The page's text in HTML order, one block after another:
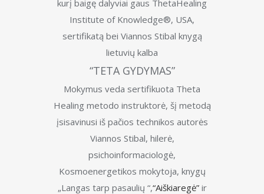
kurį baigę dalyviai gaus ThetaHealing
Institute of Knowledge®, USA,
sertifikatą bei Viannos Stibal knygą
lietuvių kalba
“TETA GYDYMAS”
Mokymus veda sertifikuota Theta
Healing metodo instruktorė, šį metodą
įsisavinusi iš pačios technikos autorės
Viannos Stibal, hilerė,
psichoinformaciologė,
Kosmoenergetikos mokytoja, knygų
„Langas tarp pasaulių “,“Aiškiaregė”ir